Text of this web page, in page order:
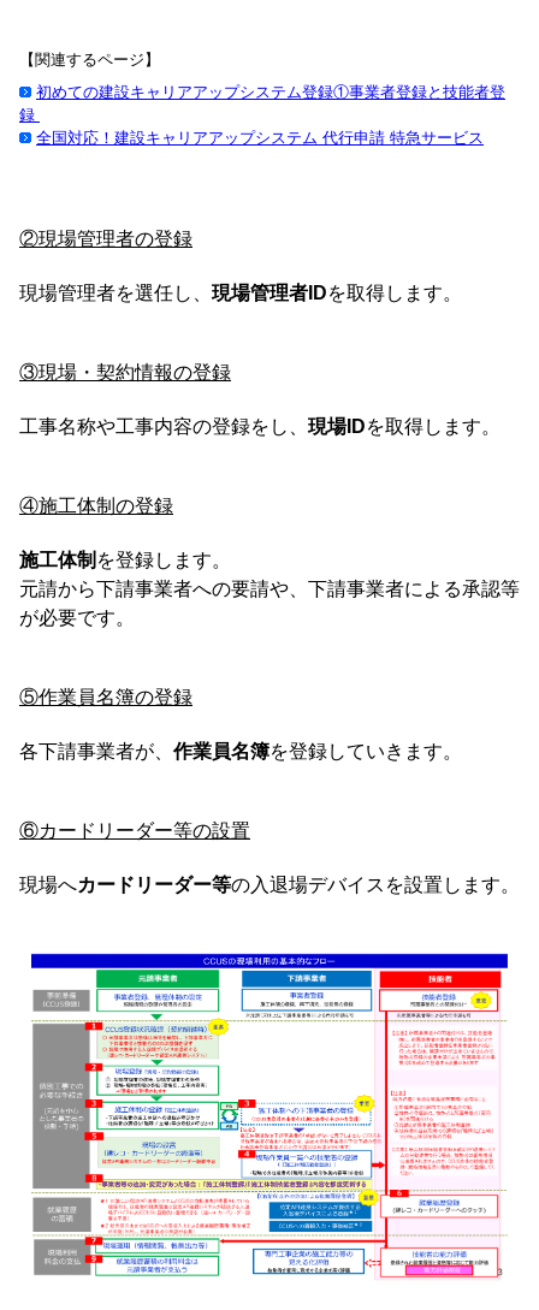
【関連するページ】
初めての建設キャリアアップシステム登録①事業者登録と技能者登
録
全国対応！建設キャリアアップシステム 代行申請 特急サービス
②現場管理者の登録
現場管理者を選任し、 現場管理者IDを取得します。
③現場・契約情報の登録
工事名称や工事内容の登録をし、 現場IDを取得します。
④施工体制の登録
施工体制 を登録します。
元請から下請事業者への要請や、下請事業者による承認等
が必要です。
⑤作業員名簿の登録
各下請事業者が、 作業員名簿を登録していきます。
⑥カードリーダー等の設置
現場へカードリーダー等の入退場デバイスを設置します。